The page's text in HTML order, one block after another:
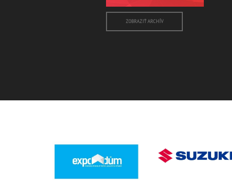
ZOBRAZIŤ ARCHÍV